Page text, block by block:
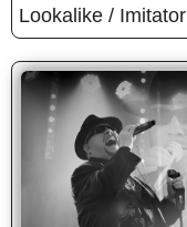
Lookalike / Imitator